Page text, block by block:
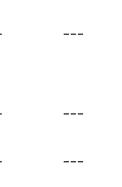
---
---
---